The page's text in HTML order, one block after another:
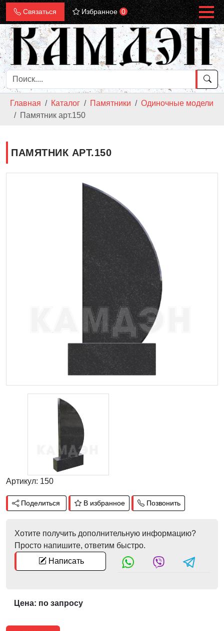
Связаться Избранное 0
Главная Каталог Памятники
Одиночные модели
Памятник арт.150
ПАМЯТНИК АРТ.150
Артикул: 150
Поделиться В избранное Позвонить
Хотите получить дополнительную информацию?
Просто напишите, ответим быстро.
Написать
Цена: по запросу